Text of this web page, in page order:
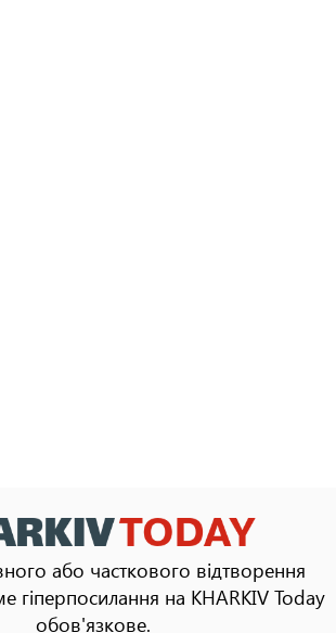
або часткового відтворення
гіперпосилання на KHARKIV Today
обов'язкове.